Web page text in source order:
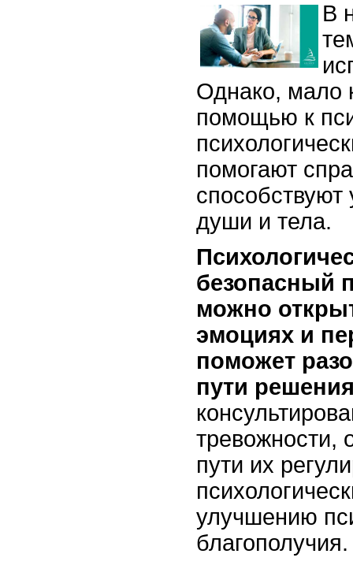
В
Однако, мало
помощью к
помогают
души и тела.
безопасный
можно
эмоциях и
поможет
пути
тревожности,
пути их
улучшению
благополучия.